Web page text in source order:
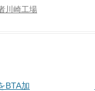
川崎工場
BTA加